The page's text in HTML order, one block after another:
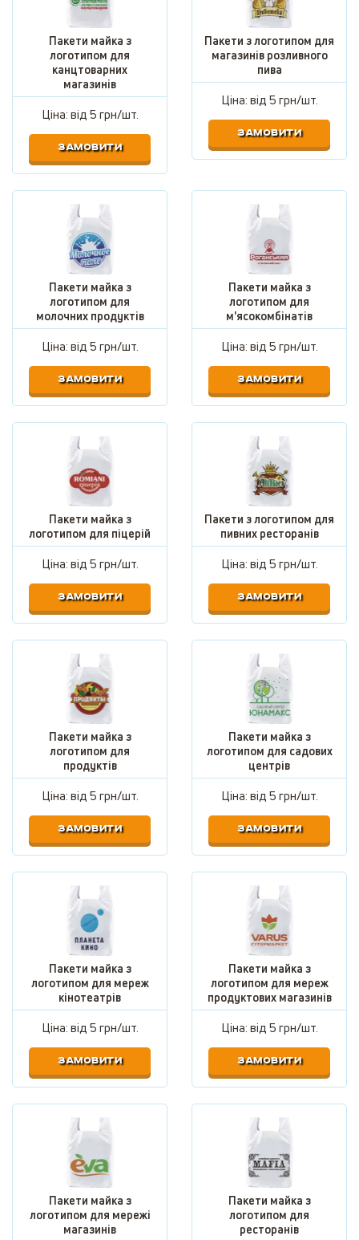
Пакети майка з
логотипом для
канцтоварних
магазинів
Ціна: від5 грн/шт.
ЗАМОВИТИ
Пакети з логотипом для
магазинів розливного
пива
Ціна: від5 грн/шт.
ЗАМОВИТИ
Пакети майка з
логотипом для
молочних продуктів
Ціна: від5 грн/шт.
ЗАМОВИТИ
Пакети майка з
логотипом для
м'ясокомбінатів
Ціна: від5 грн/шт.
ЗАМОВИТИ
Пакети майка з
логотипом для піцерій
Ціна: від5 грн/шт.
ЗАМОВИТИ
Пакети з логотипом для
пивних ресторанів
Ціна: від5 грн/шт.
ЗАМОВИТИ
Пакети майка з
логотипом для
продуктів
Ціна: від5 грн/шт.
ЗАМОВИТИ
Пакети майка з
логотипом для садових
центрів
Ціна: від5 грн/шт.
ЗАМОВИТИ
Пакети майка з
логотипом для мереж
кінотеатрів
Ціна: від5 грн/шт.
ЗАМОВИТИ
Пакети майка з
логотипом для мереж
продуктових магазинів
Ціна: від5 грн/шт.
ЗАМОВИТИ
Пакети майка з
логотипом для мережі
магазинів
Пакети майка з
логотипом для
ресторанів